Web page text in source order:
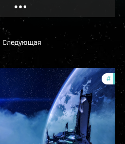
Следующая
#